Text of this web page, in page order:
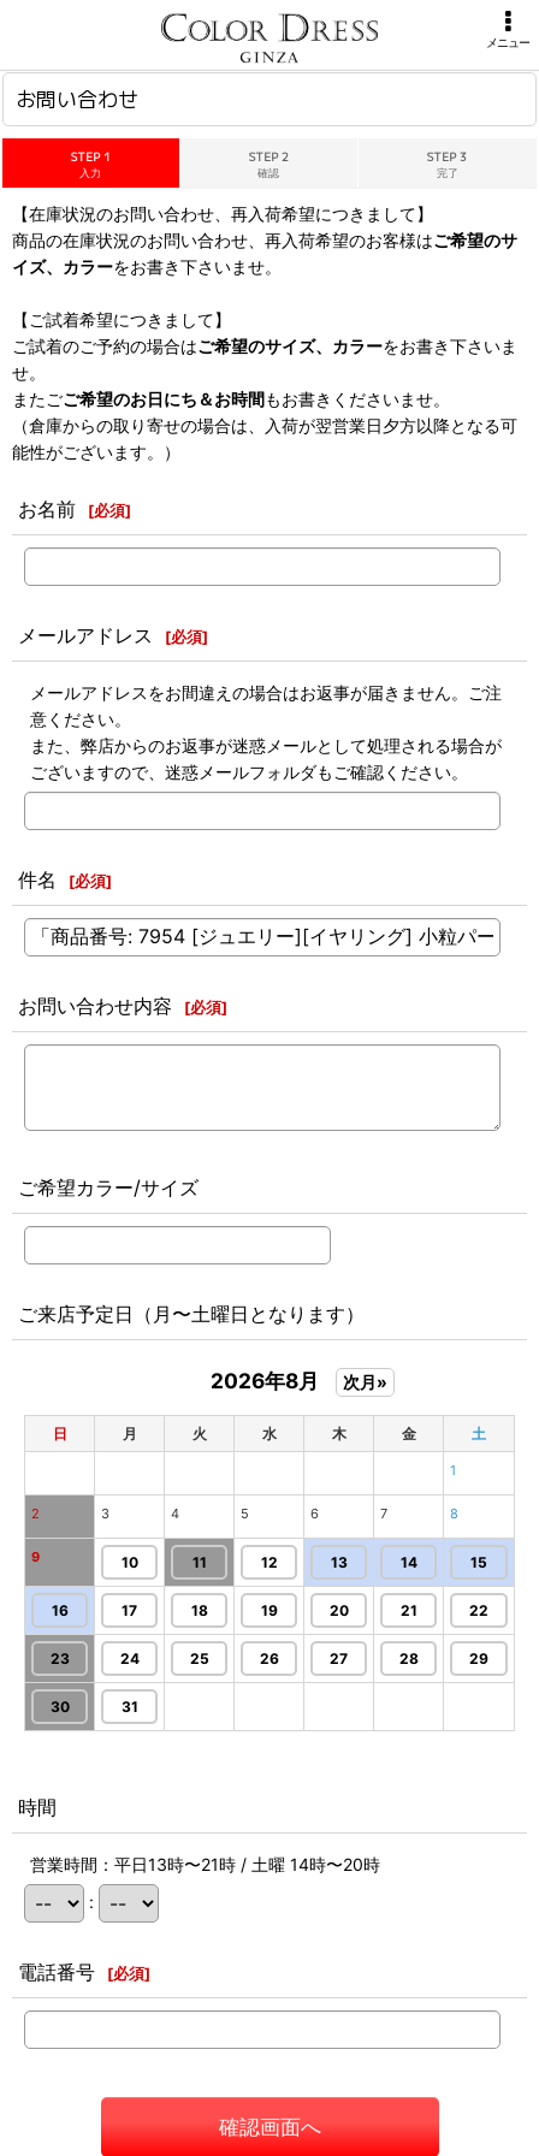
メニュー
お問い合わせ
STEP 1
入力
STEP 2
確認
STEP 3
完了
【在庫状況のお問い合わせ、再入荷希望につきまして】
商品の在庫状況のお問い合わせ、再入荷希望のお客様はご希望のサ
イズ、カラーをお書き下さいませ。
【ご試着希望につきまして】
ご試着のご予約の場合はご希望のサイズ、カラーをお書き下さいま
せ。
またごご希望のお日にち＆お時間もお書きくださいませ。
（倉庫からの取り寄せの場合は、入荷が翌営業日夕方以降となる可
能性がございます。）
お名前 [必須]
メールアドレス [必須]
メールアドレスをお間違えの場合はお返事が届きません。ご注
意ください。
また、弊店からのお返事が迷惑メールとして処理される場合が
ございますので、迷惑メールフォルダもご確認ください。
件名 [必須]
お問い合わせ内容 [必須]
ご希望カラー/サイズ
ご来店予定日（月〜土曜日となります）
2026年8月 次月»
日 月 火 水 木 金 土
1
2 3 4 5 6 7 8
9 10 11 12 13 14 15
16 17 18 19 20 21 22
23 24 25 26 27 28 29
30 31
時間
営業時間：平日13時〜21時 / 土曜 14時〜20時
:
電話番号 [必須]
確認画面へ